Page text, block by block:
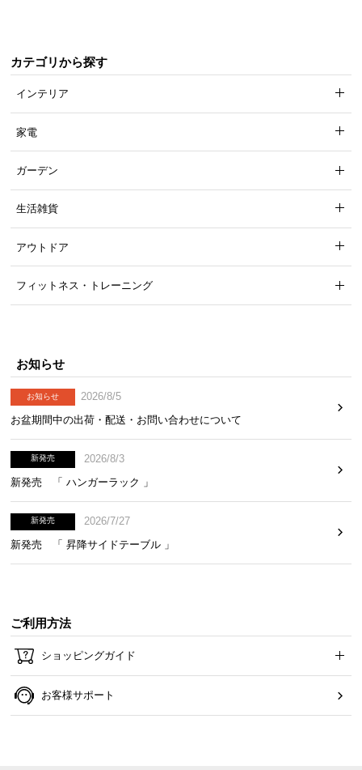
カテゴリから探す
インテリア
家電
ガーデン
生活雑貨
アウトドア
フィットネス・トレーニング
お知らせ
お知らせ
2026/8/5
お盆期間中の出荷・配送・お問い合わせについて
新発売
2026/8/3
新発売 「 ハンガーラック 」
新発売
2026/7/27
新発売 「 昇降サイドテーブル 」
ご利用方法
ショッピングガイド
お客様サポート